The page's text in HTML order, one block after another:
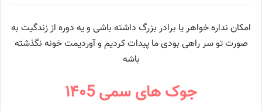
امکان نداره خواهر یا برادر بزرگ داشته باشی و یه دوره از زندگیت به
صورت تو سر راهی بودی ما پیدات کردیم و آوردیمت خونه نگذشته
باشه
جوک های سمی ۱۴۰5